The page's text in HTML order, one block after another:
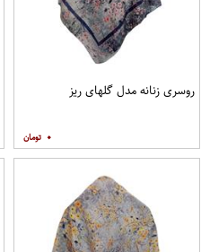
روسری زنانه مدل گلهای ریز
۰